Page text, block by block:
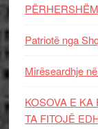
Patriotë nga
Mirëseardhje
KOSOVA E
TA FITOJË